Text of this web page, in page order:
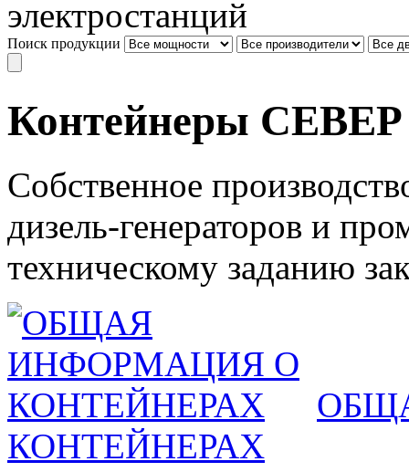
электростанций
Поиск продукции
Контейнеры СЕВЕР
Собственное
дизель-генераторов и
техническому заданию
КОНТЕЙНЕРАХ